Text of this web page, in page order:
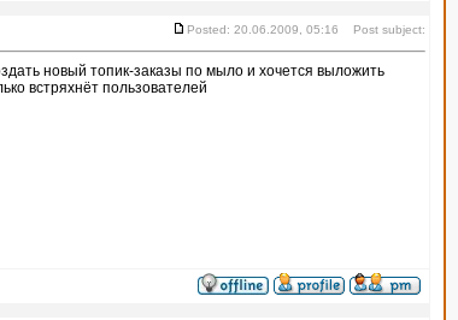
Posted: 20.06.2009, 05:16 Post subject:
новый топик-заказы по мыло и хочется выложить
встряхнёт пользователей